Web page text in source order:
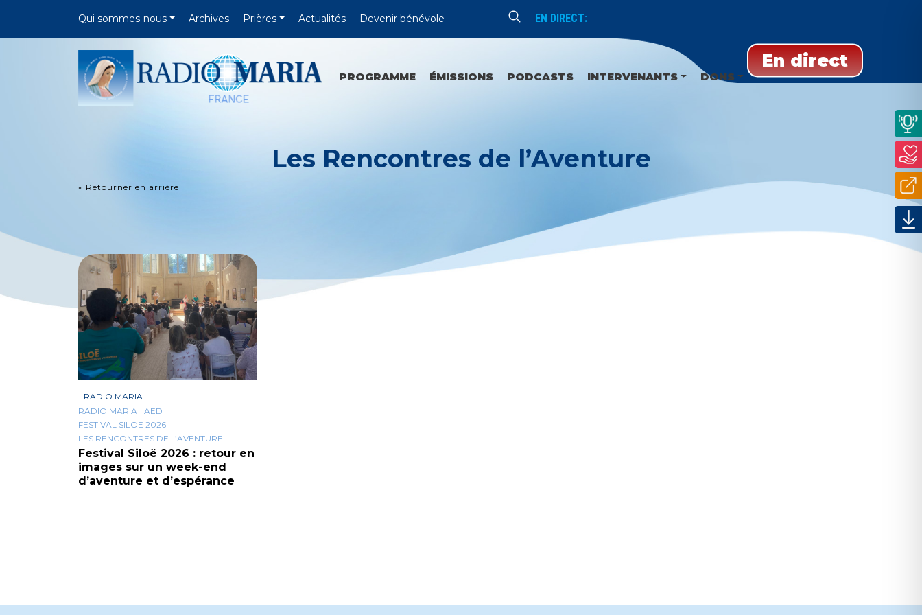
Qui sommes-nous Archives Prières Actualités Devenir bénévole EN DIRECT:
Lecture Patristique Tous Les Jours À 8h15
En direct
PROGRAMME ÉMISSIONS PODCASTS INTERVENANTS DONS
Les Rencontres de l’Aventure
« Retourner en arrière
- RADIO MARIA
RADIO MARIA
AED
FESTIVAL SILOË 2026
LES RENCONTRES DE L’AVENTURE
Festival Siloë 2026 : retour en
images sur un week-end
d’aventure et d’espérance